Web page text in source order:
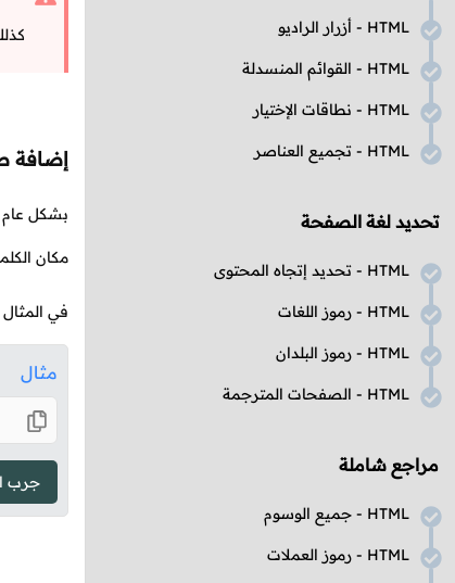
HTML - أزرار الراديو
HTML - القوائم المنسدلة
HTML - نطاقات الإختيار
HTML - تجميع العناصر
تحديد لغة الصفحة
HTML - تحديد إتجاه المحتوى
HTML - رموز اللغات
HTML - رموز البلدان
HTML - الصفحات المترجمة
مراجع شاملة
HTML - جميع الوسوم
HTML - رموز العملات
إضافة
بشكل
مكان
في
مثال
جرب